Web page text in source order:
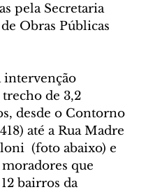
pela Secretaria
Obras Públicas
de 3,2
desde o Contorno
até a Rua Madre
(foto abaixo) e
que
bairros da